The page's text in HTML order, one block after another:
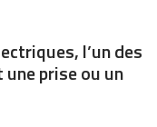
l’un des
prise ou un